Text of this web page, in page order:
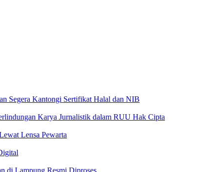
Segera Kantongi Sertifikat Halal dan NIB
Karya Jurnalistik dalam RUU Hak Cipta
Lensa Pewarta
di Lampung Resmi Diproses